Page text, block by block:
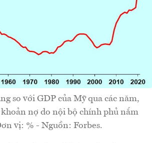
so với GDP của Mỹ qua các năm,
nợ do nội bộ chính phủ nắm
vị: % - Nguồn: Forbes.